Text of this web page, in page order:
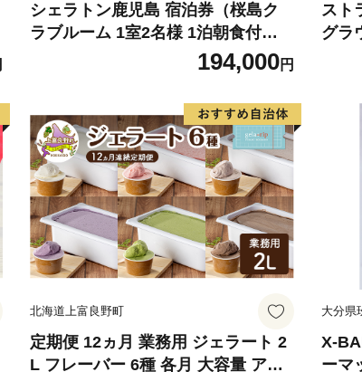
シェラトン鹿児島 宿泊券（桜島ク
ラブルーム 1室2名様 1泊朝食付
194,000円
スト
グラ
北海道上富良野町
定期便 12ヵ月 業務用 ジェラート 2
L フレーバー 6種 各月 大容量 アイ
大分県
X-
ーマ